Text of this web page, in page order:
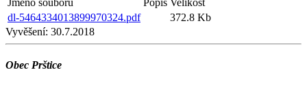
dl-5464334013899970324.pdf
372.8 Kb
Vyvěšení: 30.7.2018
Obec Prštice